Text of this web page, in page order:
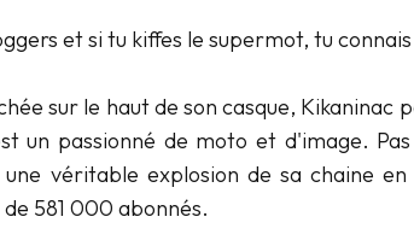
et si tu kiffes le supermot, tu
sur le haut de son casque, Kikaninac
un passionné de moto et d'image.
une véritable explosion de sa chaine
581 000 abonnés.